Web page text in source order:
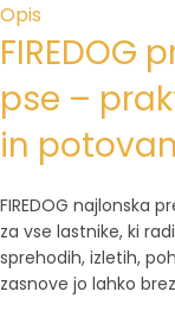
Opis
FIREDOG
pse –
in
FIREDOG najlonska
za vse lastnike, ki
sprehodih, izletih,
zasnove jo lahko